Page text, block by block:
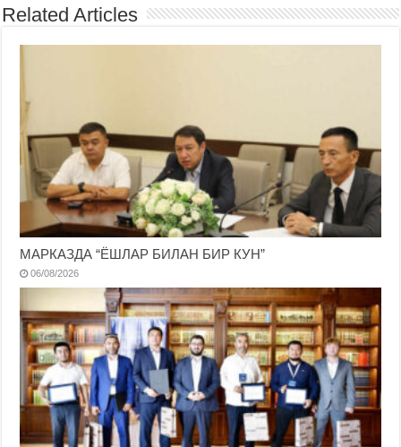
Related Articles
МАРКАЗДА “ЁШЛАР БИЛАН БИР КУН”
06/08/2026